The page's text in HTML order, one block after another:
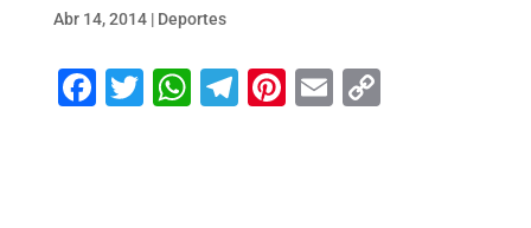
Abr 14, 2014| Deportes
Facebook
Twitter
WhatsApp
Telegram
Pinterest
EmailCopy